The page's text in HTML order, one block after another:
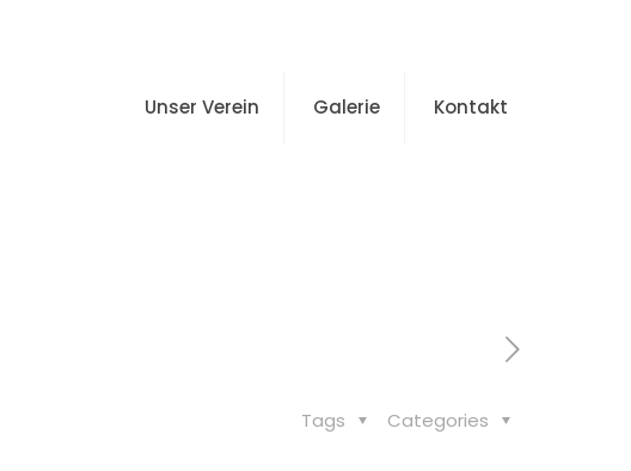
Unser Verein Galerie Kontakt
Categories
Tags